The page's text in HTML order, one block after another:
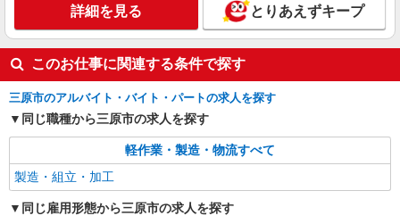
詳細を見る とりあえずキープ
このお仕事に関連する条件で探す
三原市のアルバイト・バイト・パートの求人を探す
同じ職種から三原市の求人を探す
軽作業・製造・物流すべて
製造・組立・加工
同じ雇用形態から三原市の求人を探す